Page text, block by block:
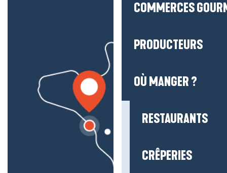
COMMERCES
PRODUCTEURS
OÙ MANGER ?
RESTAURANTS
CRÊPERIES